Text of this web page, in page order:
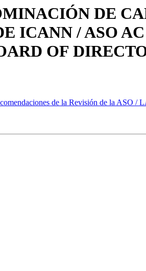
DE
ICANN / ASO
OF
de la Revisión de la ASO /